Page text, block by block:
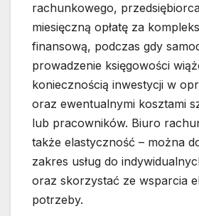
rachunkowego, przedsiębiorca
miesięczną opłatę za
finansową, podczas gdy
prowadzenie księgowości
koniecznością inwestycji w
oraz ewentualnymi kosztami
lub pracowników. Biuro
także elastyczność – można
zakres usług do
oraz skorzystać ze wsparcia
potrzeby.